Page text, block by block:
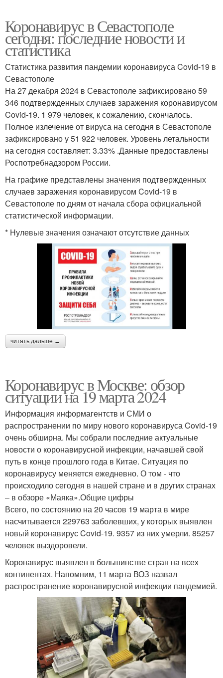
Коронавирус в Севастополе
сегодня: последние новости и
статистика
Статистика развития пандемии коронавируса Covid-19 в
Севастополе
На 27 декабря 2024 в Севастополе зафиксировано 59
346 подтвержденных случаев заражения коронавирусом
Covid-19. 1 979 человек, к сожалению, скончалось.
Полное излечение от вируса на сегодня в Севастополе
зафиксировано у 51 922 человек. Уровень летальности
на сегодня составляет: 3.33% .Данные предоставлены
Роспотребнадзором России.
На графике представлены значения подтвержденных
случаев заражения коронавирусом Covid-19 в
Севастополе по дням от начала сбора официальной
статистической информации.
* Нулевые значения означают отсутствие данных
читать дальше →
Коронавирус в Москве: обзор
ситуации на 19 марта 2024
Информация информагентств и СМИ о
распространении по миру нового коронавируса Covid-19
очень обширна. Мы собрали последние актуальные
новости о коронавирусной инфекции, начавшей свой
путь в конце прошлого года в Китае. Ситуация по
коронавирусу меняется ежедневно. О том - что
происходило сегодня в нашей стране и в других странах
– в обзоре «Маяка».Общие цифры
Всего, по состоянию на 20 часов 19 марта в мире
насчитывается 229763 заболевших, у которых выявлен
новый коронавирус Covid-19. 9357 из них умерли. 85257
человек выздоровели.
Коронавирус выявлен в большинстве стран на всех
континентах. Напомним, 11 марта ВОЗ назвал
распространение коронавирусной инфекции пандемией.